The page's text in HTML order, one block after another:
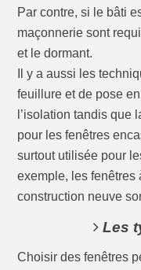
Par contre, si le bâti
maçonnerie sont
et le dormant.
Il y a aussi les
feuillure et de pose
l’isolation tandis que
pour les fenêtres
surtout utilisée pour
exemple, les fenêtres
construction neuve
Les
Choisir des fenêtres